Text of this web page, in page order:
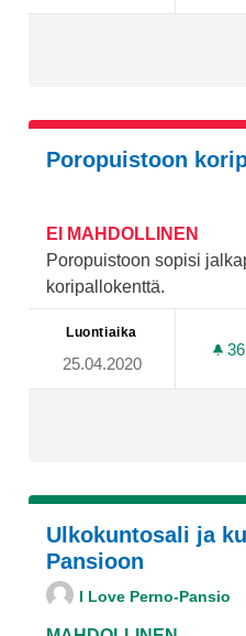
Poropuistoon
EI MAHDOLLINEN
Poropuistoon sopisi
koripallokenttä.
Luontiaika
25.04.2020
36
Ulkokuntosali ja
Pansioon
I Love Perno-Pansio